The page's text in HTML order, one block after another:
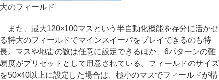
大のフィールド
また、最大120×100マスという半自動化機能を存分に活かせ
る特大のフィールドでマインスイーパをプレイできるのも特
長。マスや地雷の数は任意に設定できるほか、6パターンの難
易度がプリセットとして用意されている。フィールドのサイズ
を50×40以上に設定した場合は、極小のマスでフィールドが構